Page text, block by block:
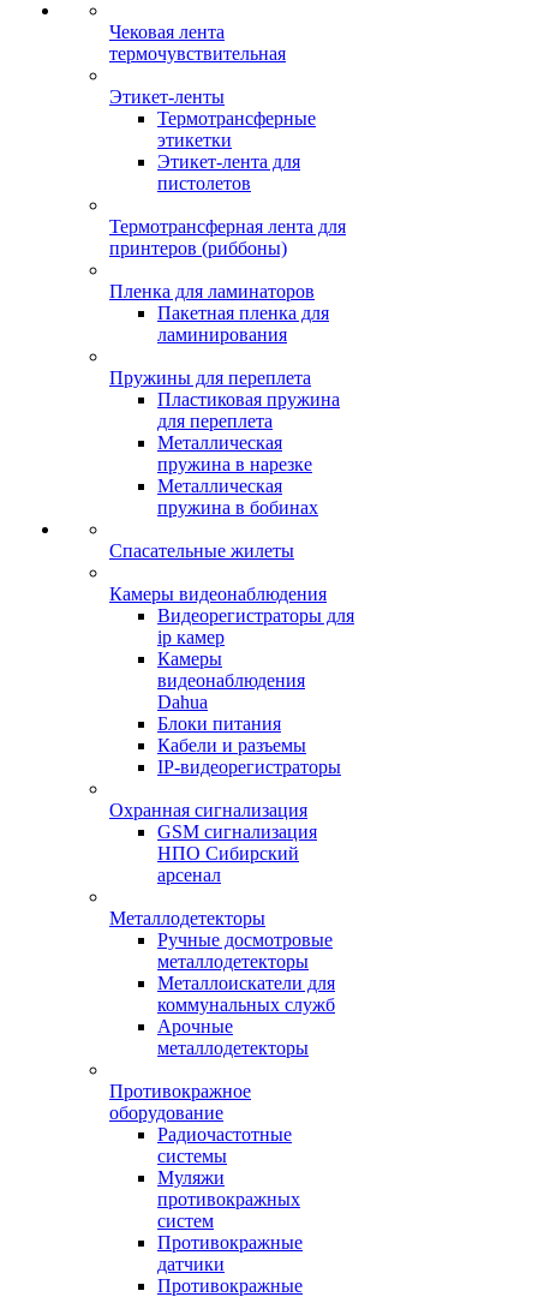
Чековая лента
термочувствительная
Этикет-ленты
Термотрансферные
этикетки
Этикет-лента для
пистолетов
Термотрансферная лента для
принтеров (риббоны)
Пленка для ламинаторов
Пакетная пленка для
ламинирования
Пружины для переплета
Пластиковая пружина
для переплета
Металлическая
пружина в нарезке
Металлическая
пружина в бобинах
Спасательные жилеты
Камеры видеонаблюдения
Видеорегистраторы для
ip камер
Камеры
видеонаблюдения
Dahua
Блоки питания
Кабели и разъемы
IP-видеорегистраторы
Охранная сигнализация
GSM сигнализация
НПО Сибирский
арсенал
Металлодетекторы
Ручные досмотровые
металлодетекторы
Металлоискатели для
коммунальных служб
Арочные
металлодетекторы
Противокражное
оборудование
Радиочастотные
системы
Муляжи
противокражных
систем
Противокражные
датчики
Противокражные